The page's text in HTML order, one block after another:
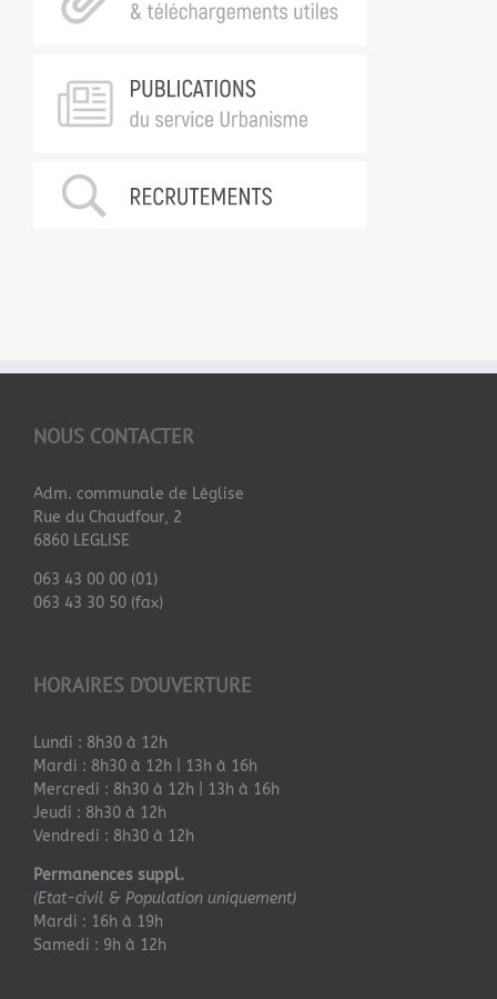
NOUS CONTACTER
Adm. communale de Léglise
Rue du Chaudfour, 2
6860 LEGLISE
063 43 00 00 (01)
063 43 30 50 (fax)
HORAIRES D’OUVERTURE
Lundi : 8h30 à 12h
Mardi : 8h30 à 12h | 13h à 16h
Mercredi : 8h30 à 12h | 13h à 16h
Jeudi : 8h30 à 12h
Vendredi : 8h30 à 12h
Permanences suppl.
(Etat-civil & Population uniquement)
Mardi : 16h à 19h
Samedi : 9h à 12h